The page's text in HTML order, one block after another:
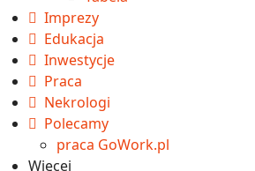
Imprezy
Edukacja
Inwestycje
Praca
Nekrologi
Polecamy
praca GoWork.pl
Więcej